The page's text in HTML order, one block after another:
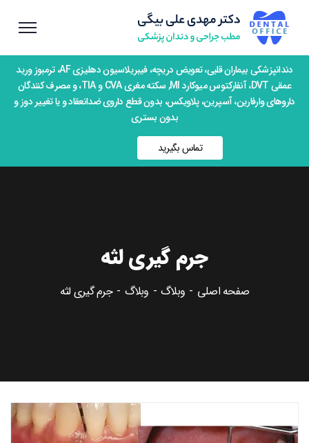
دندانپزشکی بیماران قلبی، تعویض دریچه، فیبریلاسیون دهلیزی AF، ترمبوز ورید
عمقی DVT، آنفارکتوس میوکارد MI, سکته مغری CVA و TIA، و مصرف کنندگان
داروهای وارفارین، آسپرین، پلاویکس، بدون قطع داروی ضدانعقاد و یا تغییر دوز و
بدون بستری
تماس بگیرید
جرم گیری لثه
صفحه اصلی وبلاگ وبلاگ جرم گیری لثه